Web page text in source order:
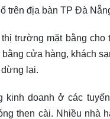
trên địa bàn TP Đà
thị trường mặt bằng
cửa hàng, khách
lại.
kinh doanh ở các
then cài. Nhiều nhà